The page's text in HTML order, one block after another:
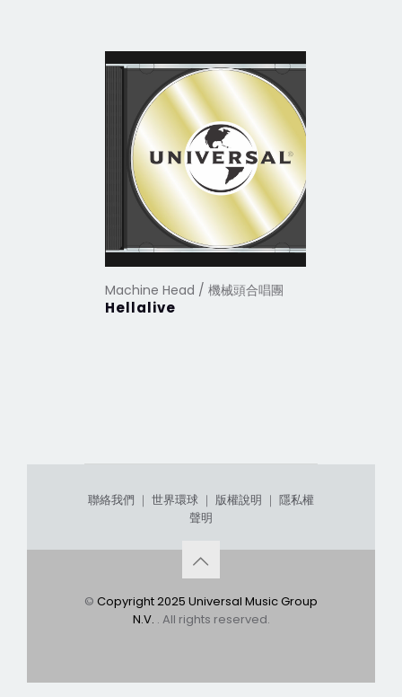
Machine Head / 機械頭合唱團
Hellalive
聯絡我們 ｜ 世界環球 ｜ 版權說明 ｜ 隱私權
聲明
© Copyright 2025 Universal Music Group
N.V. . All rights reserved.